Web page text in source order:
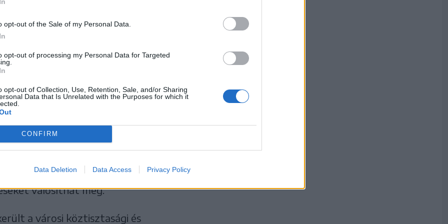
opt-out of the Sale of my Personal Data.
opt-out of processing my Personal Data for Targeted
opt-out of Collection, Use, Retention, Sale, and/or Sharing
Data that Is Unrelated with the Purposes for which it
CONFIRM
Data Deletion Data Access Privacy Policy
egyéb
Zoltán polgármester.
a kórház számára érkező jelentős
ebben az évben kell megérkeznie.
már át is utalt a kormány, amit most a
is adhatnak a kórháznak, amiből az
valósíthat meg.
a városi köztisztasági és